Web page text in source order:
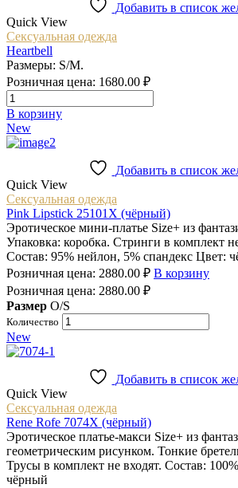
Добавить в список
Quick View
Сексуальная одежда
Heartbell
Размеры: S/M.
Розничная цена: 1680.00 ₽
Количество
товара
Heartbell
В корзину
New
Добавить в список
Quick View
Сексуальная одежда
Pink Lipstick 25101X (чёрный)
Эротическое мини-платье Size+ из
Упаковка: коробка. Стринги в комплект
Состав: 95% нейлон, 5% спандекс Цвет:
Розничная цена: 2880.00 ₽ В корзину
Розничная цена: 2880.00 ₽
Размер O/S
Количество
New
Добавить в список
Quick View
Сексуальная одежда
Rene Rofe 7074X (чёрный)
Эротическое платье-макси Size+ из
геометрическим рисунком. Тонкие
Трусы в комплект не входят. Состав:
чёрный